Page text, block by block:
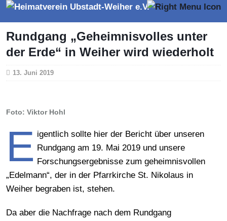
Rundgang „Geheimnisvolles unter
der Erde“ in Weiher wird wiederholt
13. Juni 2019
Foto: Viktor Hohl
E igentlich sollte hier der Bericht über unseren
Rundgang am 19. Mai 2019 und unsere
Forschungsergebnisse zum geheimnisvollen
„Edelmann“, der in der Pfarrkirche St. Nikolaus in
Weiher begraben ist, stehen.
Da aber die Nachfrage nach dem Rundgang